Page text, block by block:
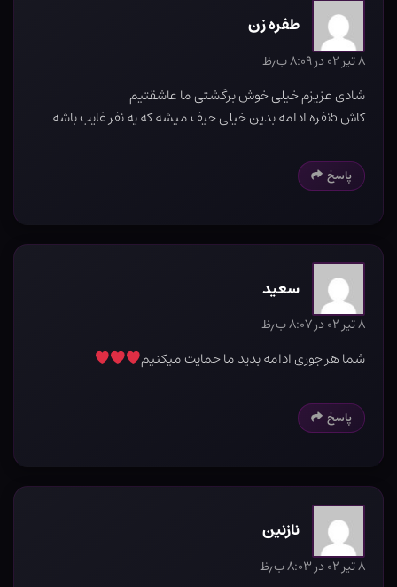
طفره زن
۸ تیر ۰۲ در ۸:۰۹ ب٫ظ
شادی عزیزم خیلی خوش برگشتی ما عاشقتیم
کاش 5نفره ادامه بدین خیلی حیف میشه که یه نفر غایب باشه
پاسخ
سعید
۸ تیر ۰۲ در ۸:۰۷ ب٫ظ
شما هر جوری ادامه بدید ما حمایت میکنیم
پاسخ
نازنین
۸ تیر ۰۲ در ۸:۰۳ ب٫ظ